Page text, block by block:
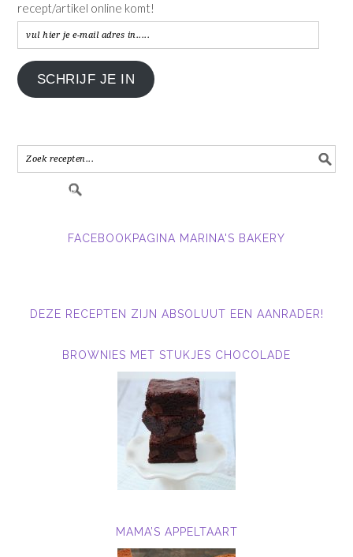
recept/artikel online komt!
vul
hier
je
e-
in.....
SCHRIJF JE IN
FACEBOOKPAGINA MARINA'S BAKERY
DEZE RECEPTEN ZIJN ABSOLUUT EEN AANRADER!
BROWNIES MET STUKJES CHOCOLADE
MAMA’S APPELTAART